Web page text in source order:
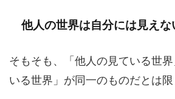
他人の世界は自分には見えな
そもそも、「他人の見ている世
いる世界」が同一のものだとは限